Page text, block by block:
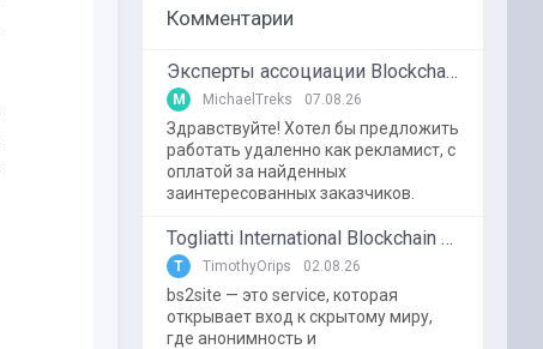
Комментарии
Эксперты ассоциации BlockchainKZ были приглашенный в г. Туркестан на межрегиональный форум "Финансовая безопастность в эпоху цифровизации и ИИ"
M MichaelTreks 07.08.26
Здравствуйте! Хотел бы предложить
работать удаленно как рекламист, с
оплатой за найденных
заинтересованных заказчиков.
Togliatti International Blockchain Forum
T TimothyOrips 02.08.26
bs2site — это service, которая
открывает вход к скрытому миру,
где анонимность и